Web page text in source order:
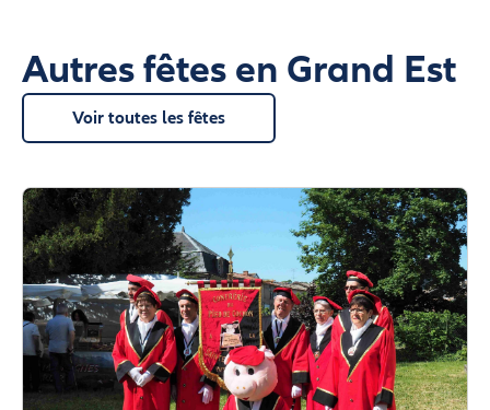
Autres fêtes en Grand Est
Voir toutes les fêtes